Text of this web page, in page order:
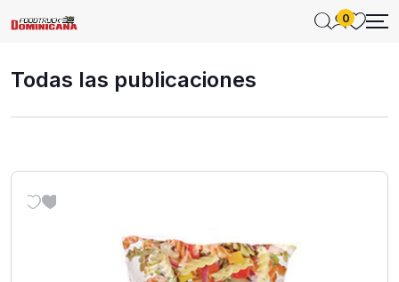
0
Todas las publicaciones